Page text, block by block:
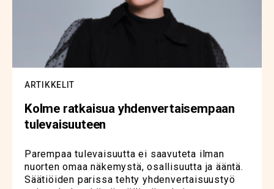
ARTIKKELIT
Kolme ratkaisua yhdenvertaisempaan
tulevaisuuteen
Parempaa tulevaisuutta ei saavuteta ilman
nuorten omaa näkemystä, osallisuutta ja ääntä.
Säätiöiden parissa tehty yhdenvertaisuustyö